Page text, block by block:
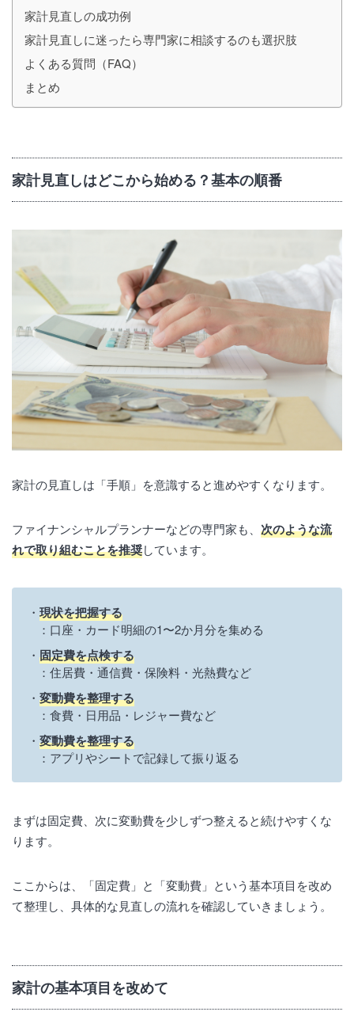
家計見直しの成功例
家計見直しに迷ったら専門家に相談するのも選択肢
よくある質問（FAQ）
まとめ
家計見直しはどこから始める？基本の順番
家計の見直しは「手順」を意識すると進めやすくなります。
ファイナンシャルプランナーなどの専門家も、 次のような流
れで取り組むことを推奨しています。
現状を把握する
：口座・カード明細の1〜2か月分を集める
固定費を点検する
：住居費・通信費・保険料・光熱費など
変動費を整理する
：食費・日用品・レジャー費など
変動費を整理する
：アプリやシートで記録して振り返る
まずは固定費、次に変動費を少しずつ整えると続けやすくな
ります。
ここからは、「固定費」と「変動費」という基本項目を改め
て整理し、具体的な見直しの流れを確認していきましょう。
家計の基本項目を改めて